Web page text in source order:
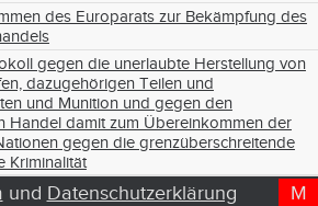
des Europarats zur Bekämpfung des
gegen die unerlaubte Herstellung von
dazugehörigen Teilen und
und Munition und gegen den
Handel damit zum Übereinkommen der
gegen die grenzüberschreitende
Kriminalität
über Korruption D
T
M
und Datenschutzerklärung